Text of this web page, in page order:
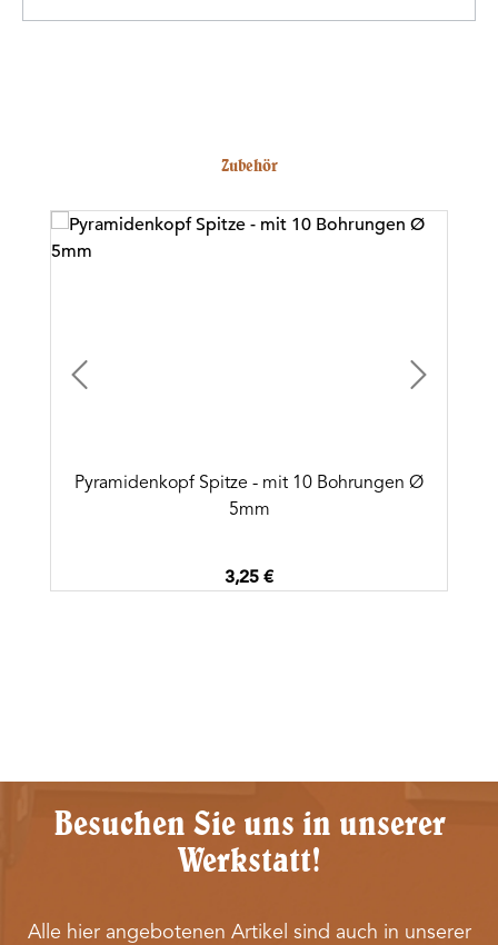
Produktgalerie überspringen
Zubehör
Pyramidenkopf Spitze - mit 10 Bohrungen Ø
5mm
Regulärer Preis:
3,25 €
Besuchen Sie uns in unserer
Werkstatt!
Alle hier angebotenen Artikel sind auch in unserer